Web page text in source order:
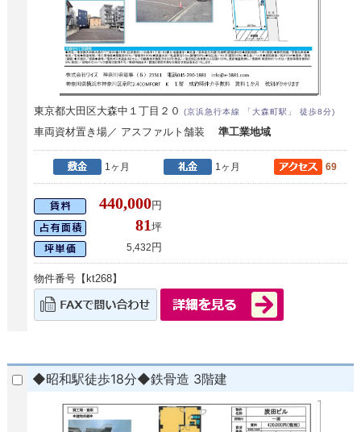
東京都大田区大森中１丁目２０(京浜急行本線 「大森町駅」 徒歩8分)
車両資材置き場／ アスファルト舗装準工業地域
1ヶ月 1ヶ月 69
440,000円
81坪
5,432 円
物件番号【kt268】
◆昭和駅徒歩18分◆鉄骨造 3階建